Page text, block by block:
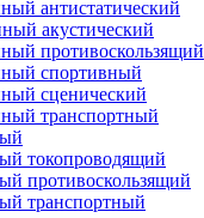
антистатический
акустический
противоскользящий
спортивный
сценический
транспортный
токопроводящий
противоскользящий
транспортный